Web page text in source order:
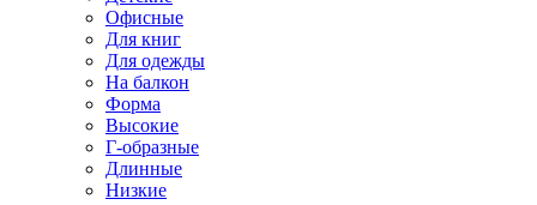
Офисные
Для книг
Для одежды
На балкон
Форма
Высокие
Г-образные
Длинные
Низкие